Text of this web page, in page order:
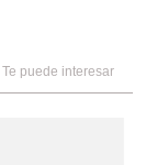
Te puede interesar